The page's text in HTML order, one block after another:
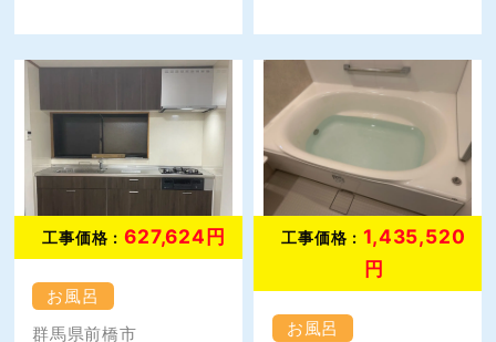
工事価格 : 627,624円
お風呂
群馬県前橋市
工事価格 : 1,435,520
円
お風呂